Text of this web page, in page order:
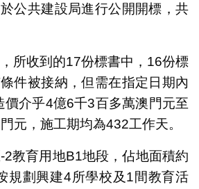
公共建設局進行公開開標，共
所收到的17份標書中，16份標
件被接納，但需在指定日期內
價介乎4億6千3百多萬澳門元至
元，施工期均為432工作天。
2教育用地B1地段，佔地面積約
規劃興建4所學校及1間教育活